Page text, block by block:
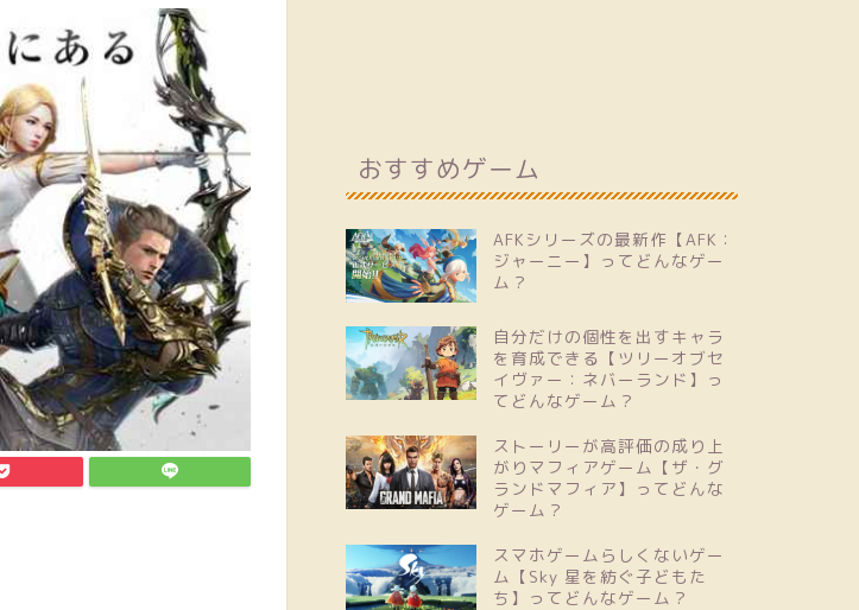
おすすめゲーム
AFKシリーズの最新作【AFK：
ジャーニー】ってどんなゲー
ム？
自分だけの個性を出すキャラ
を育成できる【ツリーオブセ
イヴァー：ネバーランド】っ
てどんなゲーム？
ストーリーが高評価の成り上
がりマフィアゲーム【ザ・グ
ランドマフィア】ってどんな
ゲーム？
スマホゲームらしくないゲー
ム【Sky 星を紡ぐ子どもた
ち】ってどんなゲーム？